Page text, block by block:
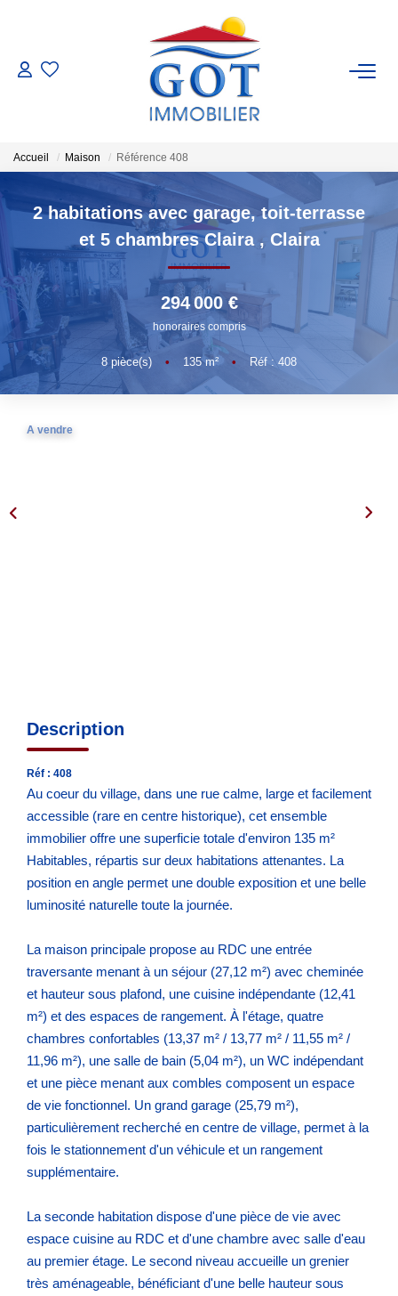
VENTES
GESTION
ESTIMATION
NOS BIENS VENDUS
NOS AGENCES
Nos Agences
Accueil Maison Référence 408
2 habitations avec garage, toit-terrasse
et 5 chambres Claira , Claira
294 000 €
honoraires compris
8 pièce(s) • 135m² • Réf : 408
A vendre
Description
Réf : 408
Au coeur du village, dans une rue calme, large et facilement
accessible (rare en centre historique), cet ensemble
immobilier offre une superficie totale d'environ 135 m²
Habitables, répartis sur deux habitations attenantes. La
position en angle permet une double exposition et une belle
luminosité naturelle toute la journée.
La maison principale propose au RDC une entrée
traversante menant à un séjour (27,12 m²) avec cheminée
et hauteur sous plafond, une cuisine indépendante (12,41
m²) et des espaces de rangement. À l'étage, quatre
chambres confortables (13,37 m² / 13,77 m² / 11,55 m² /
11,96 m²), une salle de bain (5,04 m²), un WC indépendant
et une pièce menant aux combles composent un espace
de vie fonctionnel. Un grand garage (25,79 m²),
particulièrement recherché en centre de village, permet à la
fois le stationnement d'un véhicule et un rangement
supplémentaire.
La seconde habitation dispose d'une pièce de vie avec
espace cuisine au RDC et d'une chambre avec salle d'eau
au premier étage. Le second niveau accueille un grenier
très aménageable, bénéficiant d'une belle hauteur sous